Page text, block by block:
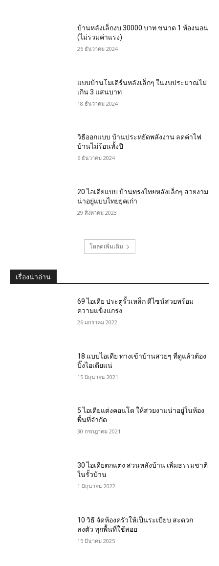
บ้านหลังเล็กงบ 30000 บาท ขนาด 1 ห้องนอน
(ไม่รวมค่าแรง)
25 ธันวาคม 2024
แบบบ้านโมเดิร์นหลังเล็กๆ ในงบประมาณไม่
เกิน 3 แสนบาท
18 ธันวาคม 2024
วิธีออกแบบ บ้านประหยัดพลังงาน ลดค่าไฟ
บ้านไม่ร้อนทั้งปี
6 ธันวาคม 2024
20 ไอเดียแบบ บ้านทรงไทยหลังเล็กๆ สวยงาม
น่าอยู่แบบไทยยุคเก่า
29 สิงหาคม 2023
โหลดเพิ่มเติม
เรื่องน่าอ่าน
69 ไอเดีย ประตูรั้วเหล็ก ดีไซน์สวยพร้อม
ความแข็งแกร่ง
26 มกราคม 2022
18 แบบไอเดีย ทางเข้าบ้านสวยๆ ที่ดูแล้วต้อง
ปิ๊งไอเดียแน่
15 มิถุนายน 2021
5 ไอเดียแต่งคอนโด ให้สวยงามน่าอยู่ในห้อง
พื้นที่จำกัด
30 กรกฎาคม 2021
30 ไอเดียตกแต่ง สวนหลังบ้าน เพิ่มธรรมชาติ
ในรั้วบ้าน
1 มิถุนายน 2022
10 วิธี จัดห้องครัวให้เป็นระเบียบ สะดวก
ลงตัว ทุกพื้นที่ใช้สอย
15 มีนาคม 2025